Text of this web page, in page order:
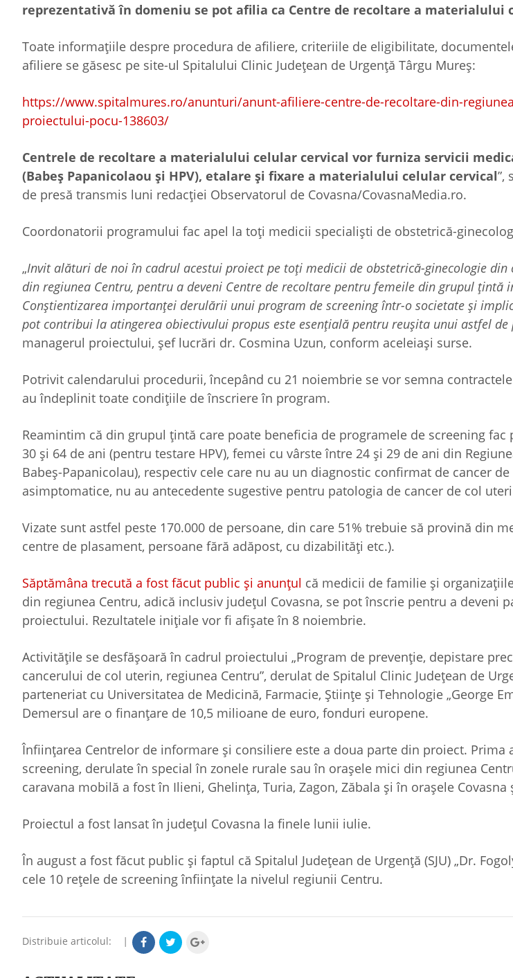
reprezentativă în domeniu se pot afilia ca Centre de recoltare a materialului
Toate informaţiile despre procedura de afiliere, criteriile de eligibilitate,
afiliere se găsesc pe site-ul Spitalului Clinic Judeţean de Urgenţă Târgu Mureş:
https://www.spitalmures.ro/anunturi/anunt-afiliere-centre-de-recoltare-din-
proiectului-pocu-138603/
Centrele de recoltare a materialului celular cervical vor furniza servicii
(Babeş Papanicolaou şi HPV), etalare şi fixare a materialului celular cervical”,
de presă transmis luni redacției Observatorul de Covasna/CovasnaMedia.ro.
Coordonatorii programului fac apel la toți medicii specialiști de obstetrică-
„Invit alături de noi în cadrul acestui proiect pe toți medicii de obstetrică-ginecologie din
din regiunea Centru, pentru a deveni Centre de recoltare pentru femeile din grupul țintă
Conștientizarea importanței derulării unui program de screening într-o societate şi
pot contribui la atingerea obiectivului propus este esențială pentru reușita unui astfel de
managerul proiectului, șef lucrări dr. Cosmina Uzun, conform aceleiași surse.
Potrivit calendarului procedurii, începând cu 21 noiembrie se vor semna
au îndeplinit toate condițiile de înscriere în program.
Reamintim că din grupul țintă care poate beneficia de programele de screening
30 și 64 de ani (pentru testare HPV), femei cu vârste între 24 și 29 de ani din
Babeş-Papanicolau), respectiv cele care nu au un diagnostic confirmat de cancer
asimptomatice, nu au antecedente sugestive pentru patologia de cancer de col
Vizate sunt astfel peste 170.000 de persoane, din care 51% trebuie să provină din
centre de plasament, persoane fără adăpost, cu dizabilități etc.).
Săptămâna trecută a fost făcut public și anunțul că medicii de familie și
din regiunea Centru, adică inclusiv județul Covasna, se pot înscrie pentru a deveni
proiectului. Rezultatele inițiale vor fi afișate în 8 noiembrie.
Activitățile se desfășoară în cadrul proiectului „Program de prevenție, depistare
cancerului de col uterin, regiunea Centru”, derulat de Spitalul Clinic Județean de
parteneriat cu Universitatea de Medicină, Farmacie, Științe și Tehnologie „George
Demersul are o finanțare de 10,5 milioane de euro, fonduri europene.
Înființarea Centrelor de informare și consiliere este a doua parte din proiect. Prima
screening, derulate în special în zonele rurale sau în orașele mici din regiunea
caravana mobilă a fost în Ilieni, Ghelința, Turia, Zagon, Zăbala și în orașele
Proiectul a fost lansat în județul Covasna la finele lunii iulie.
În august a fost făcut public și faptul că Spitalul Județean de Urgență (SJU) „Dr.
cele 10 rețele de screening înființate la nivelul regiunii Centru.
Distribuie articolul: |